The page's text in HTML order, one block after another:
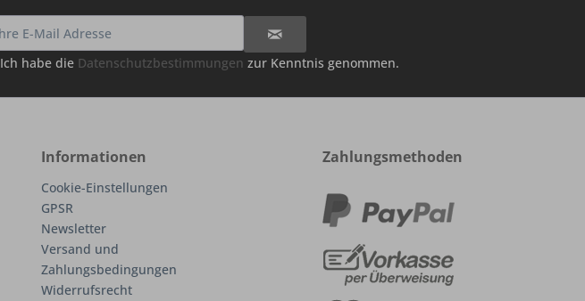
Ich habe die Datenschutzbestimmungen zur Kenntnis genommen.
Informationen
Cookie-Einstellungen
GPSR
Newsletter
Versand und
Zahlungsbedingungen
Widerrufsrecht
Zahlungsmethoden